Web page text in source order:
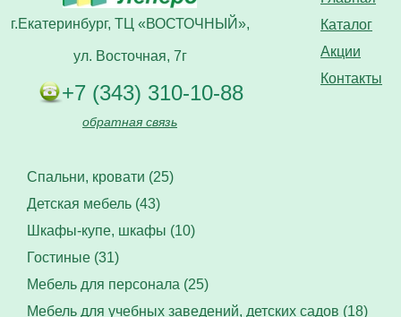
Каталог
Акции
Контакты
г.Екатеринбург, ТЦ «ВОСТОЧНЫЙ»,
ул. Восточная, 7г
+7 (343) 310-10-88
обратная связь
Спальни, кровати (25)
Детская мебель (43)
Шкафы-купе, шкафы (10)
Гостиные (31)
Мебель для персонала (25)
Мебель для учебных заведений, детских садов (18)